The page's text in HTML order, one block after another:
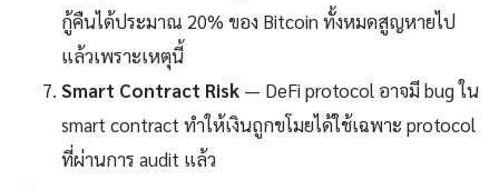
กู้คืนได้ประมาณ 20% ของ Bitcoin ทั้งหมดสูญหายไป
แล้วเพราะเหตุนี้
Smart Contract Risk — DeFi protocol อาจมี bug ใน
smart contract ทำให้เงินถูกขโมยได้ใช้เฉพาะ protocol
ที่ผ่านการ audit แล้ว